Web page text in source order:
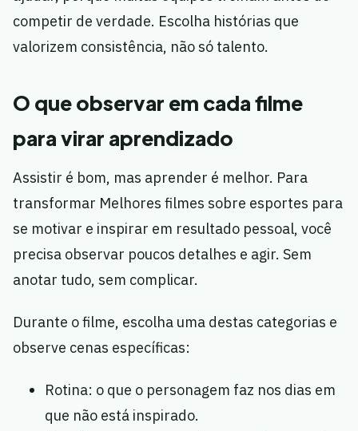
competir de verdade. Escolha histórias que
valorizem consistência, não só talento.
O que observar em cada filme
para virar aprendizado
Assistir é bom, mas aprender é melhor. Para
transformar Melhores filmes sobre esportes para
se motivar e inspirar em resultado pessoal, você
precisa observar poucos detalhes e agir. Sem
anotar tudo, sem complicar.
Durante o filme, escolha uma destas categorias e
observe cenas específicas:
Rotina: o que o personagem faz nos dias em
que não está inspirado.